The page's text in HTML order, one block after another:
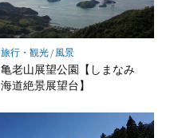
旅行・観光/ 風景
亀老山展望公園【しまなみ
海道絶景展望台】